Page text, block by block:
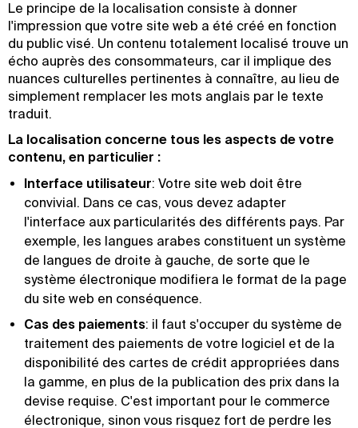
Le principe de la localisation consiste à donner
l'impression que votre site web a été créé en fonction
du public visé. Un contenu totalement localisé trouve un
écho auprès des consommateurs, car il implique des
nuances culturelles pertinentes à connaître, au lieu de
simplement remplacer les mots anglais par le texte
traduit.
La localisation concerne tous les aspects de votre
contenu, en particulier :
Interface utilisateur: Votre site web doit être
convivial. Dans ce cas, vous devez adapter
l'interface aux particularités des différents pays. Par
exemple, les langues arabes constituent un système
de langues de droite à gauche, de sorte que le
système électronique modifiera le format de la page
du site web en conséquence.
Cas des paiements: il faut s'occuper du système de
traitement des paiements de votre logiciel et de la
disponibilité des cartes de crédit appropriées dans
la gamme, en plus de la publication des prix dans la
devise requise. C'est important pour le commerce
électronique, sinon vous risquez fort de perdre les